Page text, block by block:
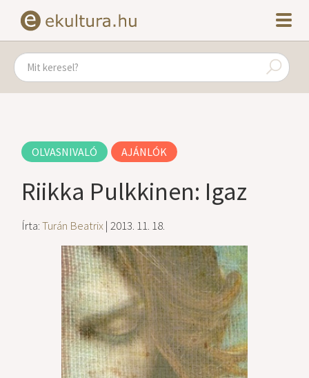
OLVASNIVALÓ AJÁNLÓK
Riikka Pulkkinen: Igaz
Írta:Turán Beatrix| 2013. 11. 18.